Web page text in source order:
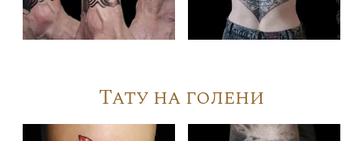
Тату на голени